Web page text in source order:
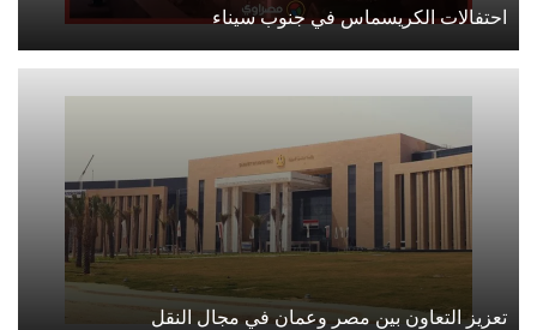
احتفالات الكريسماس في جنوب سيناء
تعزيز التعاون بين مصر وعمان في مجال النقل